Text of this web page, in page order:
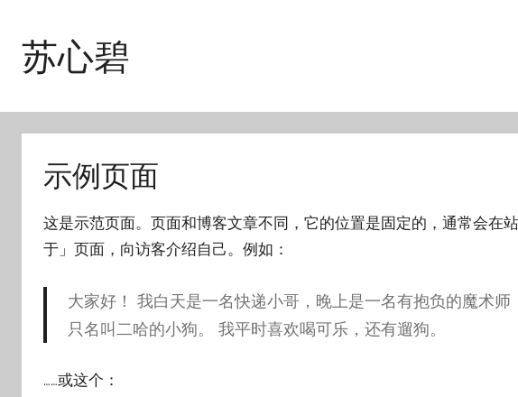
苏心碧
示例页面
这是示范页面。页面和博客文章不同，它的位置是固定的，通常会在
于」页面，向访客介绍自己。例如：
大家好！ 我白天是一名快递小哥，晚上是一名有抱负的魔术
只名叫二哈的小狗。 我平时喜欢喝可乐，还有遛狗。
……或这个：